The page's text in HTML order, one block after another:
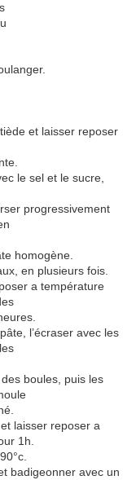
et laisser reposer
le sel et le sucre,
progressivement
homogène.
en plusieurs fois.
a température
l’écraser avec les
boules, puis les
laisser reposer a
1h.
badigeonner avec un